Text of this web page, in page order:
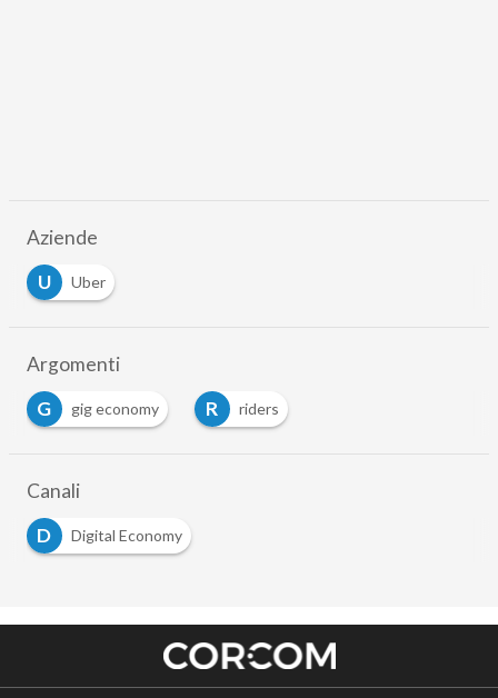
Aziende
U
Uber
Argomenti
G
gig economy R riders
Canali
D
Digital Economy